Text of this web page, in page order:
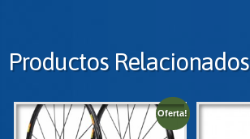
Productos Relacionados
Oferta!